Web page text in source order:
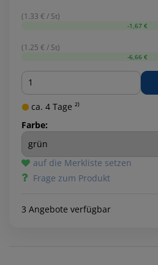
(1.33 € / St)
-1,67 €
(1.25 € / St)
-6,66 €
Menge
ca. 4 Tage ²⁾
Farbe:
auf die Merkliste setzen
Frage zum Produkt
3 Angebote verfügbar